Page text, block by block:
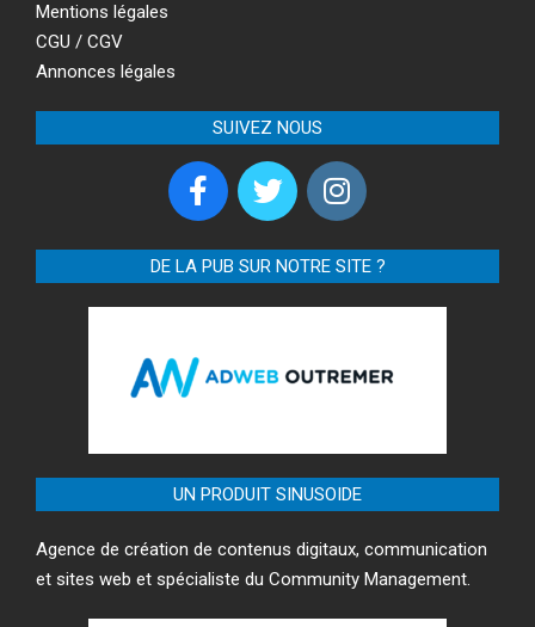
Mentions légales
CGU / CGV
Annonces légales
SUIVEZ NOUS
DE LA PUB SUR NOTRE SITE ?
UN PRODUIT SINUSOIDE
Agence de création de contenus digitaux, communication
et sites web et spécialiste du Community Management.